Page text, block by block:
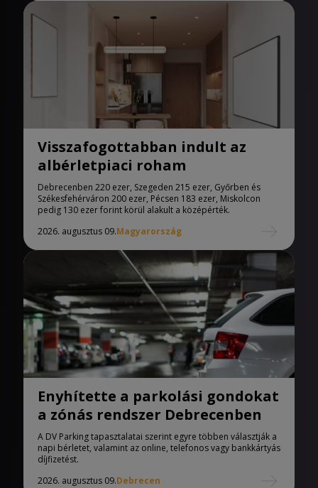
Visszafogottabban indult az
albérletpiaci roham
Debrecenben 220 ezer, Szegeden 215 ezer, Győrben és
Székesfehérváron 200 ezer, Pécsen 183 ezer, Miskolcon
pedig 130 ezer forint körül alakult a középérték.
2026. augusztus 09.Magyarország
Enyhítette a parkolási gondokat
a zónás rendszer Debrecenben
A DV Parking tapasztalatai szerint egyre többen választják a
napi bérletet, valamint az online, telefonos vagy bankkártyás
díjfizetést.
2026. augusztus 09.Debrecen